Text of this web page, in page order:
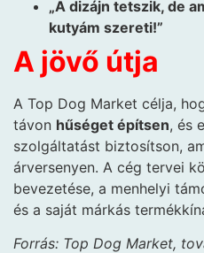
„A dizájn tetszik, de
kutyám szereti!”
A jövő útja
A Top Dog Market célja,
távon hűséget építsen, és
szolgáltatást biztosítson,
árversenyen. A cég tervei
bevezetése, a menhelyi
és a saját márkás
Forrás: Top Dog Market,